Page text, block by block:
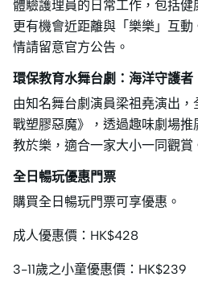
體驗護理員的日常工作，包括健
更有機會近距離與「樂樂」互
情請留意官方公告。
環保教育水舞台劇：海洋守護者
由知名舞台劇演員梁祖堯演出
戰塑膠惡魔》，透過趣味劇場
教於樂，適合一家大小一同觀賞
全日暢玩優惠門票
購買全日暢玩門票可享優惠。
成人優惠價：HK$428
3-11歲之小童優惠價：HK$239